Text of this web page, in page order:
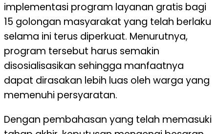
implementasi program layanan gratis bagi
15 golongan masyarakat yang telah berlaku
selama ini terus diperkuat. Menurutnya,
program tersebut harus semakin
disosialisasikan sehingga manfaatnya
dapat dirasakan lebih luas oleh warga yang
memenuhi persyaratan.
Dengan pembahasan yang telah memasuki